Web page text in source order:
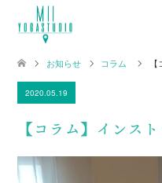
お知らせ コラム
2020.05.19
【コラム】インス